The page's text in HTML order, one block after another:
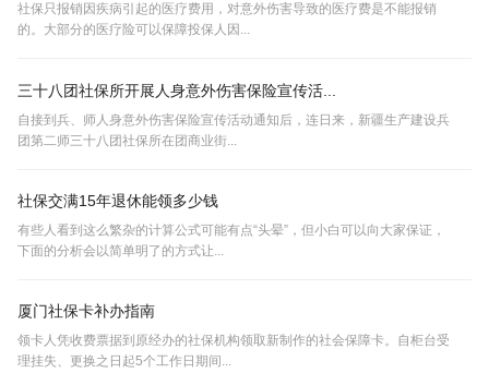
社保只报销因疾病引起的医疗费用，对意外伤害导致的医疗费是不能报销
的。大部分的医疗险可以保障投保人因...
三十八团社保所开展人身意外伤害保险宣传活...
自接到兵、师人身意外伤害保险宣传活动通知后，连日来，新疆生产建设兵
团第二师三十八团社保所在团商业街...
社保交满15年退休能领多少钱
有些人看到这么繁杂的计算公式可能有点“头晕”，但小白可以向大家保证，
下面的分析会以简单明了的方式让...
厦门社保卡补办指南
领卡人凭收费票据到原经办的社保机构领取新制作的社会保障卡。自柜台受
理挂失、更换之日起5个工作日期间...